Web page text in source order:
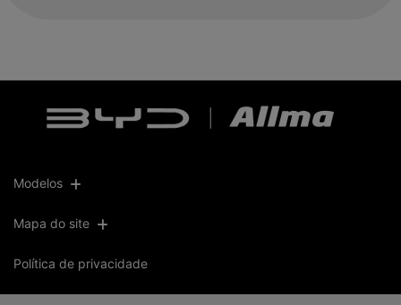
Modelos
Mapa do site
Política de privacidade